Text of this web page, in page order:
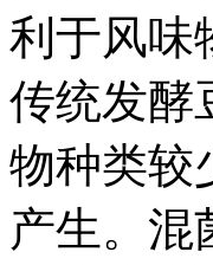
利于风味
传统发酵
物种类较
产生。混